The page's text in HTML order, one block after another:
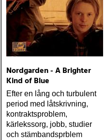
Nordgarden - A Brighter
Kind of Blue
Efter en lång och turbulent
period med låtskrivning,
kontraktsproblem,
kärlekssorg, jobb, studier
och stämbandsprblem